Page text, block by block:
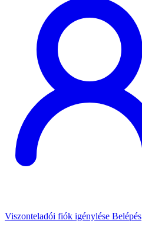
Viszonteladói fiók igénylése Belépés